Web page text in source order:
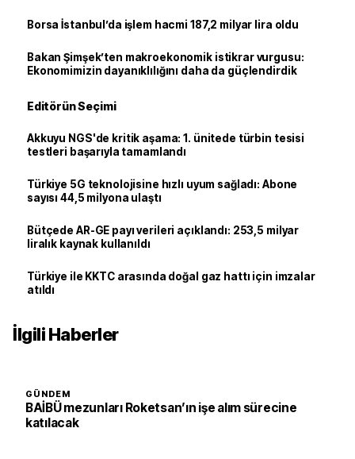
Borsa İstanbul’da işlem hacmi 187,2 milyar lira oldu
Bakan Şimşek’ten makroekonomik istikrar vurgusu:
Ekonomimizin dayanıklılığını daha da güçlendirdik
Editörün Seçimi
Akkuyu NGS'de kritik aşama: 1. ünitede türbin tesisi
testleri başarıyla tamamlandı
Türkiye 5G teknolojisine hızlı uyum sağladı: Abone
sayısı 44,5 milyona ulaştı
Bütçede AR-GE payı verileri açıklandı: 253,5 milyar
liralık kaynak kullanıldı
Türkiye ile KKTC arasında doğal gaz hattı için imzalar
atıldı
İlgili Haberler
GÜNDEM
BAİBÜ mezunları Roketsan’ın işe alım sürecine
katılacak